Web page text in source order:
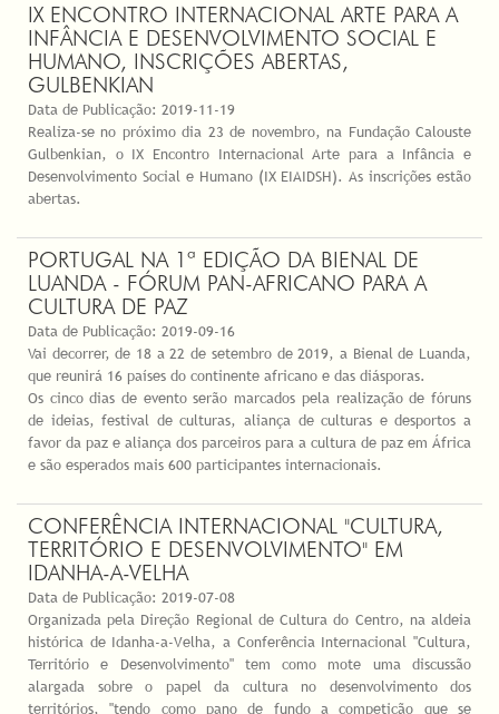
IX ENCONTRO INTERNACIONAL ARTE PARA A
INFÂNCIA E DESENVOLVIMENTO SOCIAL E
HUMANO, INSCRIÇÕES ABERTAS,
GULBENKIAN
Data de Publicação: 2019-11-19
Realiza-se no próximo dia 23 de novembro, na Fundação Calouste
Gulbenkian, o IX Encontro Internacional Arte para a Infância e
Desenvolvimento Social e Humano (IX EIAIDSH). As inscrições estão
abertas.
PORTUGAL NA 1ª EDIÇÃO DA BIENAL DE
LUANDA - FÓRUM PAN-AFRICANO PARA A
CULTURA DE PAZ
Data de Publicação: 2019-09-16
Vai decorrer, de 18 a 22 de setembro de 2019, a Bienal de Luanda,
que reunirá 16 países do continente africano e das diásporas.
Os cinco dias de evento serão marcados pela realização de fóruns
de ideias, festival de culturas, aliança de culturas e desportos a
favor da paz e aliança dos parceiros para a cultura de paz em África
e são esperados mais 600 participantes internacionais.
CONFERÊNCIA INTERNACIONAL "CULTURA,
TERRITÓRIO E DESENVOLVIMENTO" EM
IDANHA-A-VELHA
Data de Publicação: 2019-07-08
Organizada pela Direção Regional de Cultura do Centro, na aldeia
histórica de Idanha-a-Velha, a Conferência Internacional "Cultura,
Território e Desenvolvimento" tem como mote uma discussão
alargada sobre o papel da cultura no desenvolvimento dos
territórios, "tendo como pano de fundo a competição que se